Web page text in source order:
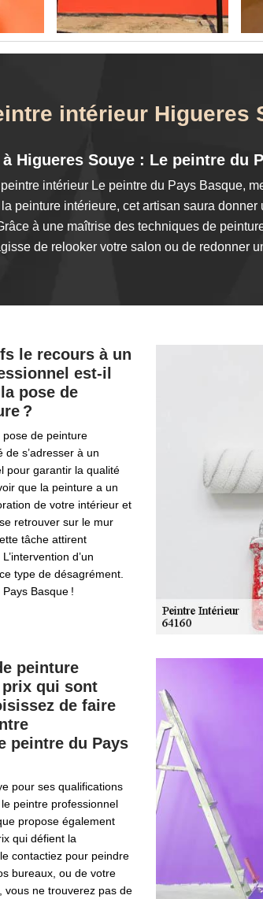
intérieur Higueres
Higueres Souye : Le peintre du
intérieur Le peintre du Pays Basque,
peinture intérieure, cet artisan saura
à une maîtrise des techniques de
de relooker votre salon ou de redonner
le recours à un
est-il
pose de
?
de peinture
de s’adresser à un
pour garantir la qualité
que la peinture a un
de votre intérieur et
retrouver sur le mur
tâche attirent
d’un
type de désagrément.
Basque !
peinture
qui sont
de faire
peintre du Pays
pour ses qualifications
peintre professionnel
propose également
qui défient la
contactiez pour peindre
bureaux, ou de votre
vous ne trouverez pas de